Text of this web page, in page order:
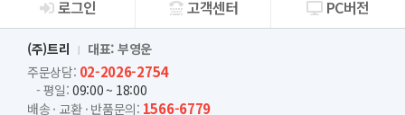
회사소개
로그인 고객센터 PC버전
(주)트리
대표: 부영운
주문상담: 02-2026-2754
- 평일: 09:00 ~ 18:00
배송 · 교환 · 반품문의: 1566-6779